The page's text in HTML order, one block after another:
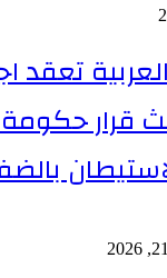
تعقد
قرار حكومة